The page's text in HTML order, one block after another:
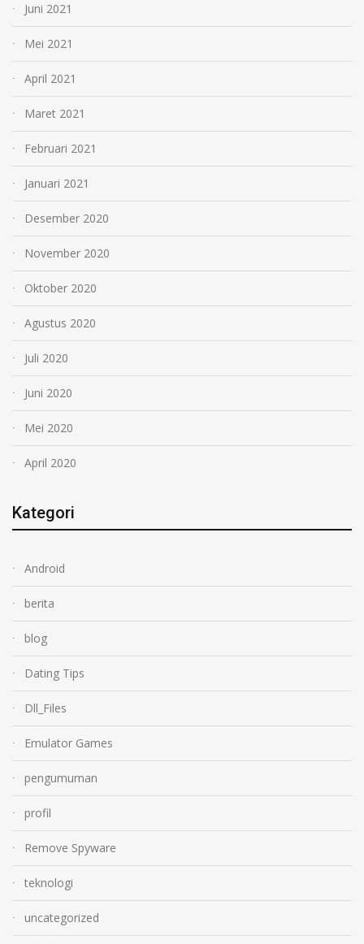
Juni 2021
Mei 2021
April 2021
Maret 2021
Februari 2021
Januari 2021
Desember 2020
November 2020
Oktober 2020
Agustus 2020
Juli 2020
Juni 2020
Mei 2020
April 2020
Kategori
Android
berita
blog
Dating Tips
Dll_Files
Emulator Games
pengumuman
profil
Remove Spyware
teknologi
uncategorized